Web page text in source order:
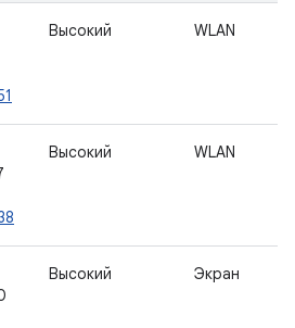
Высокий WLAN
Высокий WLAN
Высокий Экран